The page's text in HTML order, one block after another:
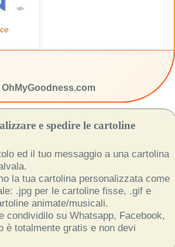
OhMyGoodness.com
e spedire le cartoline
ed il tuo messaggio a una cartolina
la tua cartolina personalizzata come
.jpg per le cartoline fisse, .gif e
animate/musicali.
condividilo su Whatsapp, Facebook,
è totalmente gratis e non devi